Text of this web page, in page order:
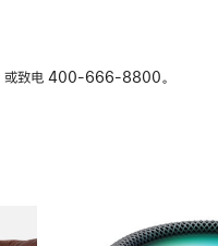
或致电 400-666-8800。